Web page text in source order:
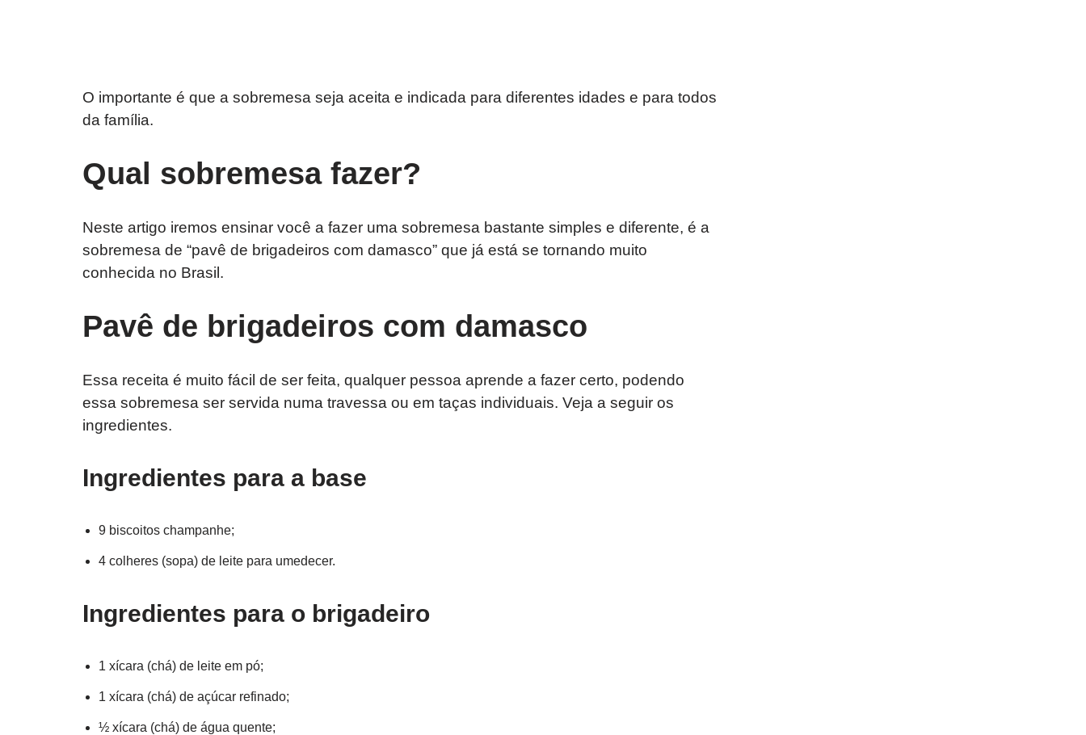
O importante é que a sobremesa seja aceita e indicada para diferentes idades e para todos
da família.
Qual sobremesa fazer?
Neste artigo iremos ensinar você a fazer uma sobremesa bastante simples e diferente, é a
sobremesa de “pavê de brigadeiros com damasco” que já está se tornando muito
conhecida no Brasil.
Pavê de brigadeiros com damasco
Essa receita é muito fácil de ser feita, qualquer pessoa aprende a fazer certo, podendo
essa sobremesa ser servida numa travessa ou em taças individuais. Veja a seguir os
ingredientes.
Ingredientes para a base
9 biscoitos champanhe;
4 colheres (sopa) de leite para umedecer.
Ingredientes para o brigadeiro
1 xícara (chá) de leite em pó;
1 xícara (chá) de açúcar refinado;
½ xícara (chá) de água quente;